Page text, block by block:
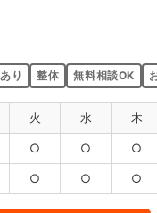
り 整体 無料相談OK
火 水 木
○ ○ ○
○ ○ ○